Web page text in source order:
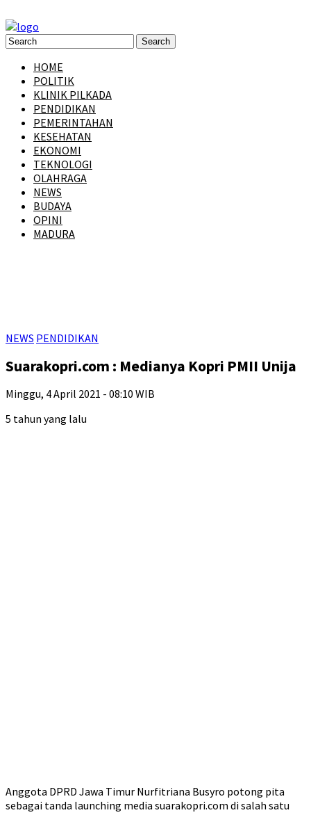
HOME
POLITIK
KLINIK PILKADA
PENDIDIKAN
PEMERINTAHAN
KESEHATAN
EKONOMI
TEKNOLOGI
OLAHRAGA
NEWS
BUDAYA
OPINI
MADURA
NEWS PENDIDIKAN
Suarakopri.com : Medianya Kopri PMII Unija
Minggu, 4 April 2021 - 08:10 WIB
5 tahun yang lalu
Anggota DPRD Jawa Timur Nurfitriana Busyro potong pita
sebagai tanda launching media suarakopri.com di salah satu